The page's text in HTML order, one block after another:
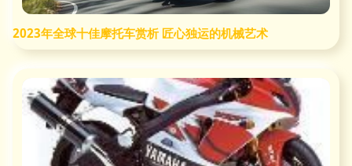
2023年全球十佳摩托车赏析 匠心独运的机械艺术